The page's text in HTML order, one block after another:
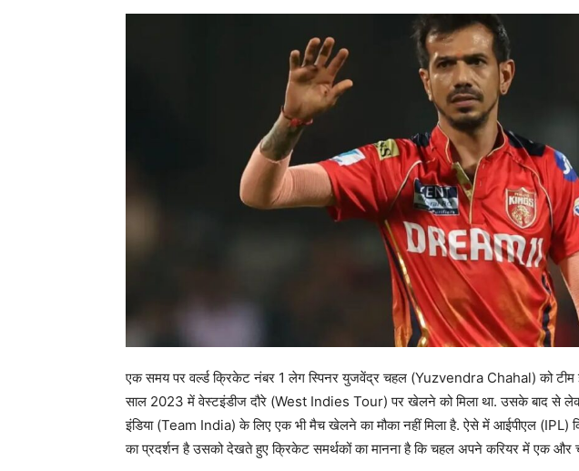
एक समय पर वर्ल्ड क्रिकेट नंबर 1 लेग स्पिनर युजवेंद्र चहल (Yuzvendra Chahal) को टीम
साल 2023 में वेस्टइंडीज दौरे (West Indies Tour) पर खेलने को मिला था. उसके बाद से
इंडिया (Team India) के लिए एक भी मैच खेलने का मौका नहीं मिला है. ऐसे में आईपीएल
का प्रदर्शन है उसको देखते हुए क्रिकेट समर्थकों का मानना है कि चहल अपने करियर में एक और